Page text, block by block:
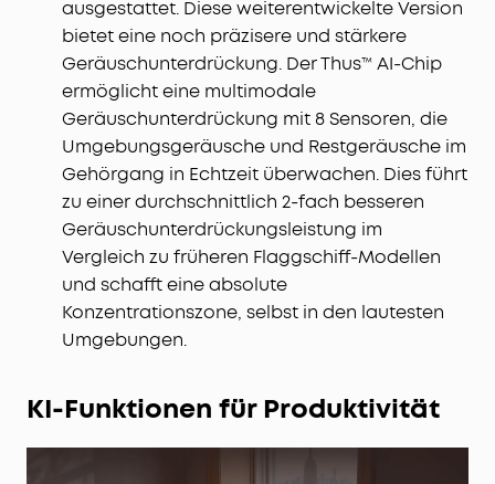
ausgestattet. Diese weiterentwickelte Version
bietet eine noch präzisere und stärkere
Geräuschunterdrückung. Der Thus™ AI-Chip
ermöglicht eine multimodale
Geräuschunterdrückung mit 8 Sensoren, die
Umgebungsgeräusche und Restgeräusche im
Gehörgang in Echtzeit überwachen. Dies führt
zu einer durchschnittlich 2-fach besseren
Geräuschunterdrückungsleistung im
Vergleich zu früheren Flaggschiff-Modellen
und schafft eine absolute
Konzentrationszone, selbst in den lautesten
Umgebungen.
KI-Funktionen für Produktivität